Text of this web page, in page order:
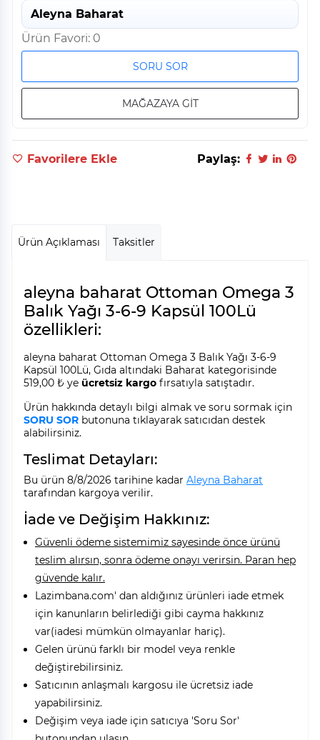
Aleyna Baharat
Ürün Favori: 0
SORU SOR
MAĞAZAYA GİT
Favorilere Ekle Paylaş:
Ürün Açıklaması Taksitler
aleyna baharat Ottoman Omega 3
Balık Yağı 3-6-9 Kapsül 100Lü
özellikleri:
aleyna baharat Ottoman Omega 3 Balık Yağı 3-6-9
Kapsül 100Lü, Gıda altındaki Baharat kategorisinde
519,00 ₺ ye ücretsiz kargo fırsatıyla satıştadır.
Ürün hakkında detaylı bilgi almak ve soru sormak için
SORU SOR butonuna tıklayarak satıcıdan destek
alabilirsiniz.
Teslimat Detayları:
Bu ürün 8/8/2026 tarihine kadar Aleyna Baharat
tarafından kargoya verilir.
İade ve Değişim Hakkınız:
Güvenli ödeme sistemimiz sayesinde önce ürünü
teslim alırsın, sonra ödeme onayı verirsin. Paran hep
güvende kalır.
Lazimbana.com' dan aldığınız ürünleri iade etmek
için kanunların belirlediği gibi cayma hakkınız
var(iadesi mümkün olmayanlar hariç).
Gelen ürünü farklı bir model veya renkle
değiştirebilirsiniz.
Satıcının anlaşmalı kargosu ile ücretsiz iade
yapabilirsiniz.
Değişim veya iade için satıcıya 'Soru Sor'